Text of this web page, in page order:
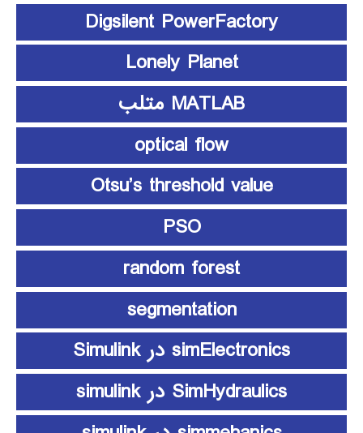
Digsilent PowerFactory
Lonely Planet
MATLAB متلب
optical flow
Otsu’s threshold value
PSO
random forest
segmentation
simElectronics در Simulink
SimHydraulics در simulink